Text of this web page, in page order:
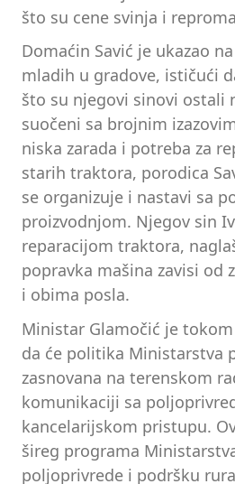
što su cene svinja i
Domaćin Savić je ukazao
mladih u gradove, ističući
što su njegovi sinovi ostali
suočeni sa brojnim
niska zarada i potreba za
starih traktora, porodica
se organizuje i nastavi sa
proizvodnjom. Njegov sin
reparacijom traktora,
popravka mašina zavisi od
i obima posla.
Ministar Glamočić je
da će politika Ministarstva
zasnovana na terenskom
komunikaciji sa
kancelarijskom pristupu.
šireg programa
poljoprivrede i podršku